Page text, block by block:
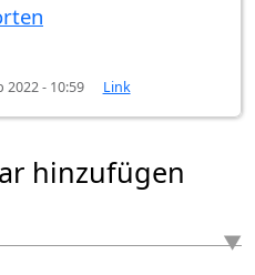
2022 - 10:59 Link
hinzufügen